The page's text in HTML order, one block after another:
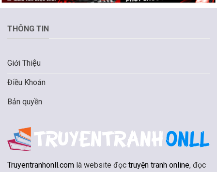
THÔNG TIN
Giới Thiệu
Điều Khoản
Bản quyền
Truyentranhonll.com là website đọc truyện tranh online, đọc